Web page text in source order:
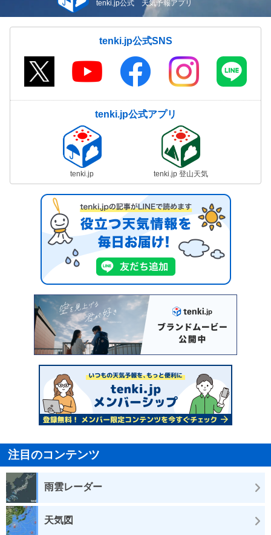
tenki.jp公式 天気予報アプリ
tenki.jp公式SNS
tenki.jp公式アプリ
tenki.jp tenki.jp 登山天気
注目のコンテンツ
雨雲レーダー
天気図